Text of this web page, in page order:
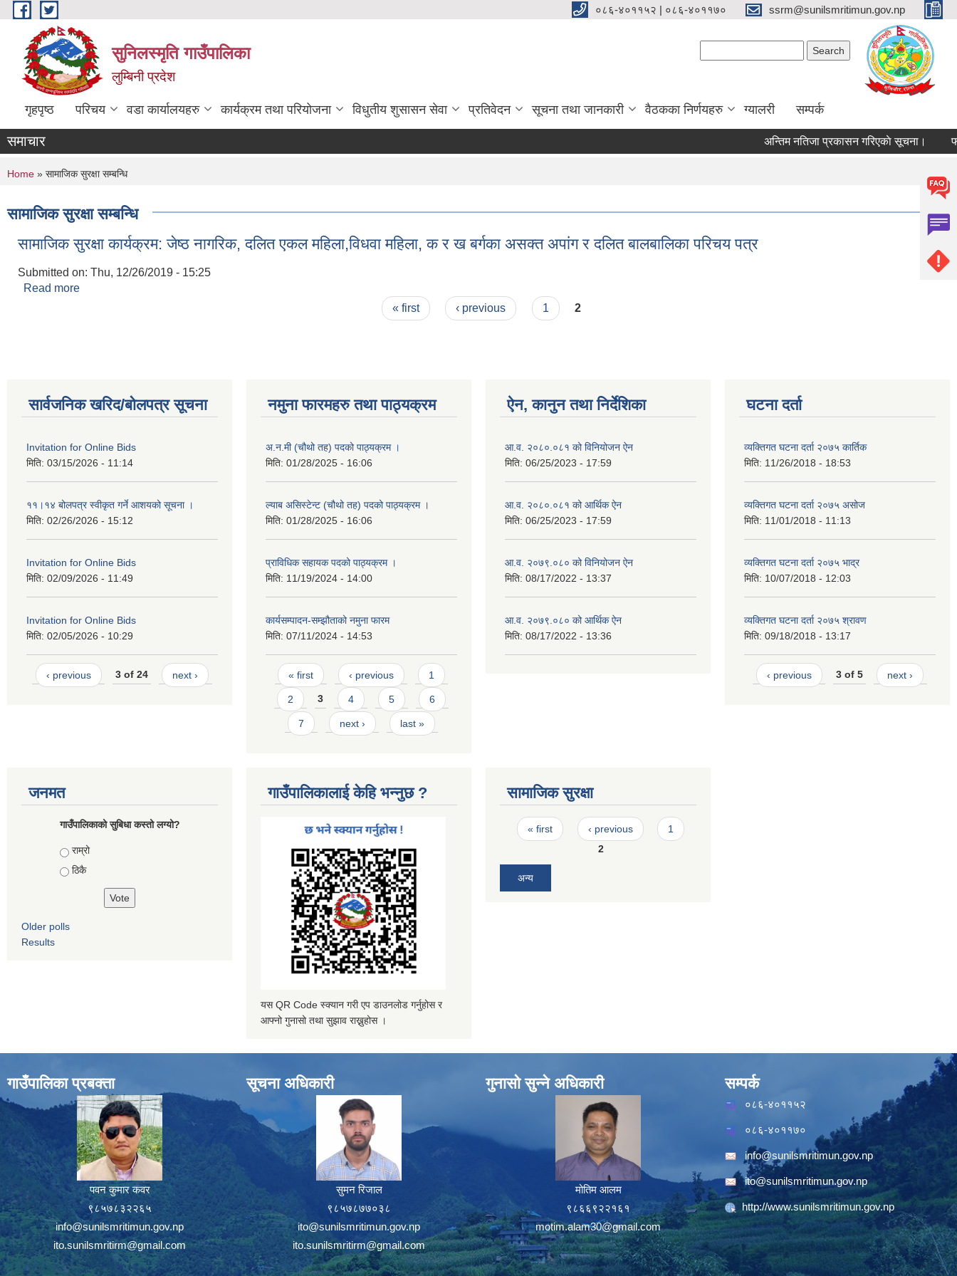
Skip to main content ०८६-४०११५२ | ०८६-४०११७० ssrm@sunilsmritimun.gov.np
सुनिलस्मृति गाउँपालिका
लुम्बिनी प्रदेश
गृहपृष्ठ परिचय वडा कार्यालयहरु कार्यक्रम तथा परियोजना विधुतीय शुसासन सेवा प्रतिवेदन सूचना तथा जानकारी वैठकका निर्णयहरु ग्यालरी सम्पर्क
समाचार अन्तिम नतिजा प्रकासन गरिएकाे सूचना।
You are here
Home » सामाजिक सुरक्षा सम्बन्धि
सामाजिक सुरक्षा सम्बन्धि
सामाजिक सुरक्षा कार्यक्रम: जेष्ठ नागरिक, दलित एकल महिला,विधवा महिला, क र ख बर्गका असक्त अपांग र दलित बालबालिका परिचय पत्र
Submitted on: Thu, 12/26/2019 - 15:25
Read more
« first ‹ previous 1 2
सार्वजनिक खरिद/बोलपत्र सूचना
Invitation for Online Bids
मिति: 03/15/2026 - 11:14
११।१४ बोलपत्र स्वीकृत गर्ने आशयको सूचना ।
मिति: 02/26/2026 - 15:12
Invitation for Online Bids
मिति: 02/09/2026 - 11:49
Invitation for Online Bids
मिति: 02/05/2026 - 10:29
‹ previous 3 of 24 next ›
नमुना फारमहरु तथा पाठ्यक्रम
अ.न.मी (चौथो तह) पदको पाठ्यक्रम ।
मिति: 01/28/2025 - 16:06
ल्याब असिस्टेन्ट (चौथो तह) पदको पाठ्यक्रम ।
मिति: 01/28/2025 - 16:06
प्राविधिक सहायक पदको पाठ्यक्रम ।
मिति: 11/19/2024 - 14:00
कार्यसम्पादन-सम्झौताको नमुना फारम
मिति: 07/11/2024 - 14:53
Pages
« first ‹ previous 1
2 3 4 5 6
7 next › last »
ऐन, कानुन तथा निर्देशिका
आ.व. २०८०.०८१ को विनियोजन ऐन
मिति: 06/25/2023 - 17:59
आ.व. २०८०.०८१ को आर्थिक ऐन
मिति: 06/25/2023 - 17:59
आ.व. २०७९.०८० को विनियोजन ऐन
मिति: 08/17/2022 - 13:37
आ.व. २०७९.०८० को आर्थिक ऐन
मिति: 08/17/2022 - 13:36
घटना दर्ता
व्यक्तिगत घटना दर्ता २०७५ कार्तिक
मिति: 11/26/2018 - 18:53
व्यक्तिगत घटना दर्ता २०७५ असोज
मिति: 11/01/2018 - 11:13
व्यक्तिगत घटना दर्ता २०७५ भाद्र
मिति: 10/07/2018 - 12:03
व्यक्तिगत घटना दर्ता २०७५ श्रावण
मिति: 09/18/2018 - 13:17
‹ previous 3 of 5 next ›
जनमत
गाउँपालिकाको सुबिधा कस्तो लग्यो?
Choices
राम्रो
ठिकै
Older polls
Results
गाउँपालिकालाई केहि भन्नुछ ?
यस QR Code स्क्यान गरी एप डाउनलोड गर्नुहोस र
आफ्नो गुनासो तथा सुझाव राख्नुहोस ।
सामाजिक सुरक्षा
Pages
« first ‹ previous
1
2
अन्य
गाउँपालिका प्रबक्ता
पवन कुमार कवर
९८५७८३२२६५
info@sunilsmritimun.gov.np
ito.sunilsmritirm@gmail.com
सूचना अधिकारी
सुमन रिजाल
९८५७८७७०३८
ito@sunilsmritimun.gov.np
ito.sunilsmritirm@gmail.com
गुनासो सुन्ने अधिकारी
मोतिम आलम
९८६६९२२१६१
motim.alam30@gmail.com
सम्पर्क
०८६-४०११५२
०८६-४०११७०
info@sunilsmritimun.gov.np
ito@sunilsmritimun.gov.np
http://www.sunilsmritimun.gov.np